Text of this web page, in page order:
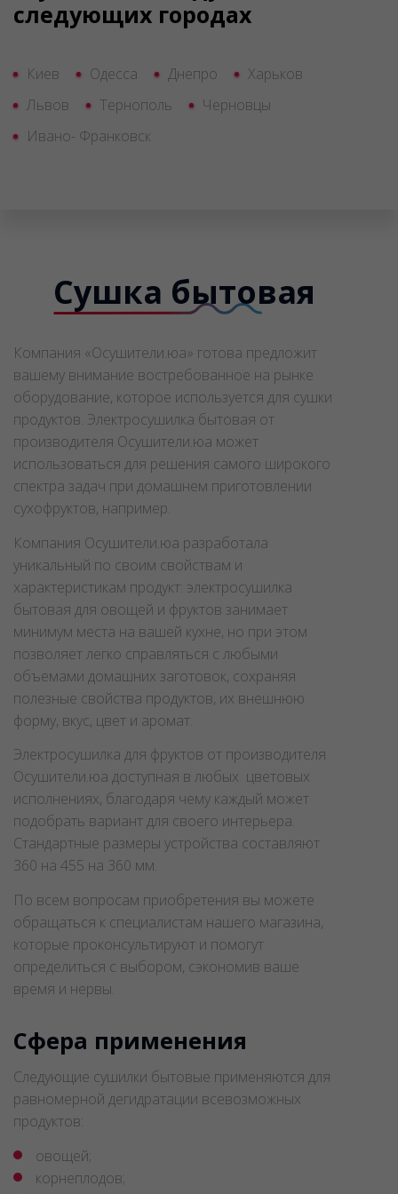
следующих городах
Киев Одесса Днепро
Харьков
Львов
Тернополь
Черновцы
Ивано- Франковск
Сушка бытовая
Компания «Осушители.юа» готова предложит
вашему внимание востребованное на рынке
оборудование, которое используется для сушки
продуктов. Электросушилка бытовая от
производителя Осушители.юа может
использоваться для решения самого широкого
спектра задач при домашнем приготовлении
сухофруктов, например.
Компания Осушители.юа разработала
уникальный по своим свойствам и
характеристикам продукт: электросушилка
бытовая для овощей и фруктов занимает
минимум места на вашей кухне, но при этом
позволяет легко справляться с любыми
объемами домашних заготовок, сохраняя
полезные свойства продуктов, их внешнюю
форму, вкус, цвет и аромат.
Электросушилка для фруктов от производителя
Осушители.юа доступная в любых цветовых
исполнениях, благодаря чему каждый может
подобрать вариант для своего интерьера.
Стандартные размеры устройства составляют
360 на 455 на 360 мм.
По всем вопросам приобретения вы можете
обращаться к специалистам нашего магазина,
которые проконсультируют и помогут
определиться с выбором, сэкономив ваше
время и нервы.
Сфера применения
Следующие сушилки бытовые применяются для
равномерной дегидратации всевозможных
продуктов:
овощей;
корнеплодов;